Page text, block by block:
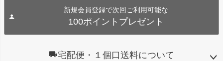
新規会員登録で次回ご利用可能な
100ポイントプレゼント
宅配便・１個口送料について